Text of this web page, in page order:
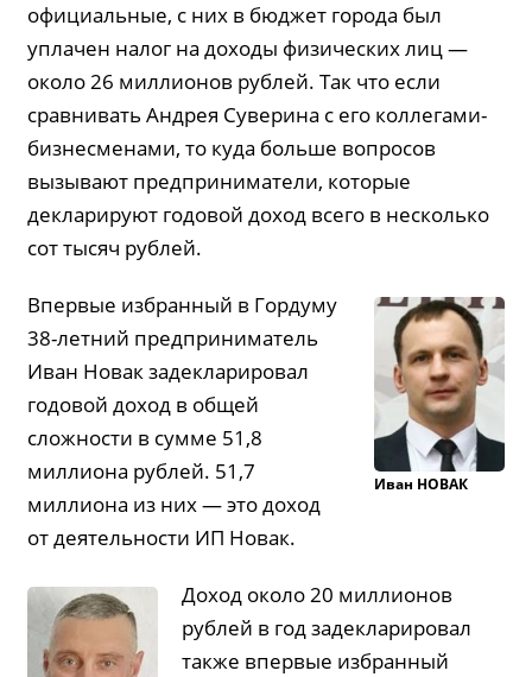
официальные, с них в бюджет города был
уплачен налог на доходы физических лиц —
около 26 миллионов рублей. Так что если
сравнивать Андрея Суверина с его коллегами-
бизнесменами, то куда больше вопросов
вызывают предприниматели, которые
декларируют годовой доход всего в несколько
сот тысяч рублей.
Иван НОВАК
Впервые избранный в Гордуму
38-летний предприниматель
Иван Новак задекларировал
годовой доход в общей
сложности в сумме 51,8
миллиона рублей. 51,7
миллиона из них — это доход
от деятельности ИП Новак.
Доход около 20 миллионов
рублей в год задекларировал
также впервые избранный